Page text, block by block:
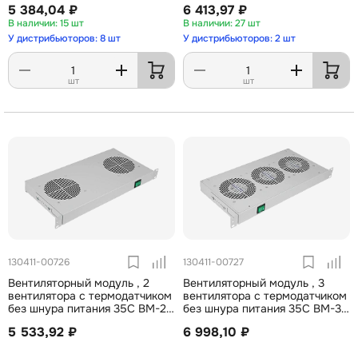
5 384,04 ₽
15 шт
У дистрибьюторов: 8 шт
шт
6 413,97 ₽
27 шт
У дистрибьюторов: 2 шт
шт
130411-00726
Вентиляторный модуль , 2
вентилятора с термодатчиком
без шнура питания 35С ВМ-2-
5 533,92 ₽
130411-00727
Вентиляторный модуль , 3
вентилятора с термодатчиком
без шнура питания 35С ВМ-3-
6 998,10 ₽